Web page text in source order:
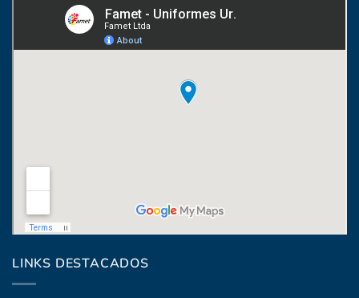
Coronel Raíz 1322, esq. Máximo Santos
LINKS DESTACADOS